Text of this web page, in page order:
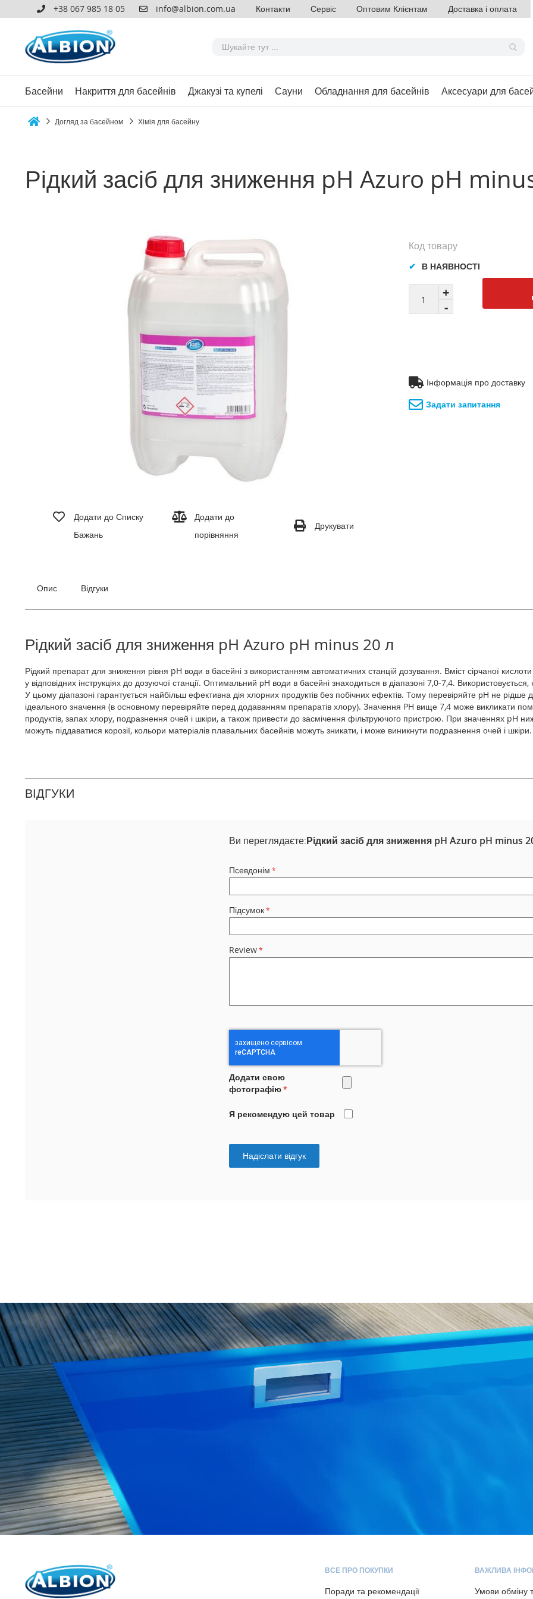
+38 067 985 18 05 info@albion.com.ua Контакти Сервіс Оптовим Клієнтам Доставка і оплата
Басейни Накриття для басейнів Джакузі та купелі Сауни Обладнання для басейнів Аксесуари для
Догляд за басейном Хімія для басейну
Рідкий засіб для зниження pH Azuro pH
Додати до Списку
Бажань
Додати до
порівняння
Друкувати
В НАЯВНОСТІ
Код товару
Інформація про доставку
Задати запитання
Опис Відгуки
Рідкий засіб для зниження pH Azuro pH minus 20 л
Рідкий препарат для зниження рівня pH води в басейні з використанням автоматичних станцій дозування. Вміст сірчаної
у відповідних інструкціях до дозуючої станції. Оптимальний рН води в басейні знаходиться в діапазоні 7,0-7,4.
У цьому діапазоні гарантується найбільш ефективна дія хлорних продуктів без побічних ефектів. Тому перевіряйте рН не рідше
ідеального значення (в основному перевіряйте перед додаванням препаратів хлору). Значення PH вище 7,4 може викликати
продуктів, запах хлору, подразнення очей і шкіри, а також привести до засмічення фільтруючого пристрою. При значеннях pH
можуть піддаватися корозії, кольори матеріалів плавальних басейнів можуть зникати, і може виникнути подразнення очей і шкіри.
ВІДГУКИ
Ви переглядаєте:Рідкий засіб для зниження pH Azuro pH minus
Псевдонім
Підсумок
Review
Додати свою
фотографію
Я рекомендую цей товар
Надіслати відгук
ВСЕ ПРО ПОКУПКИ
Поради та рекомендації
ВАЖЛИВА
Умови обміну